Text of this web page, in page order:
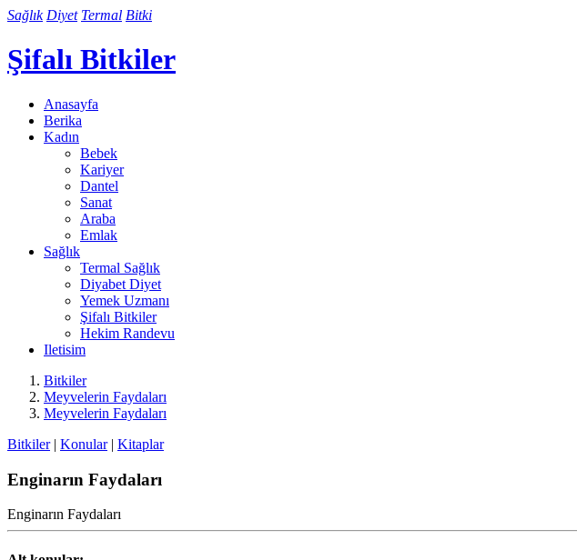
Sağlık Diyet Termal Bitki
Şifalı Bitkiler
Anasayfa
Berika
Kadın
Bebek
Kariyer
Dantel
Sanat
Araba
Emlak
Sağlık
Termal Sağlık
Diyabet Diyet
Yemek Uzmanı
Şifalı Bitkiler
Hekim Randevu
Iletisim
Bitkiler
Meyvelerin Faydaları
Meyvelerin Faydaları
Bitkiler| Konular| Kitaplar
Enginarın Faydaları
Enginarın Faydaları